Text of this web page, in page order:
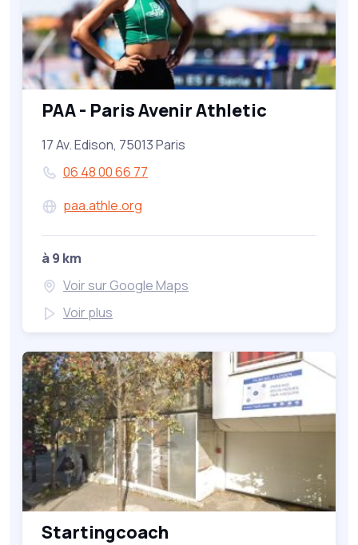
PAA - Paris Avenir Athletic
17 Av. Edison, 75013 Paris
06 48 00 66 77
paa.athle.org
à 9 km
Voir sur Google Maps
Voir plus
Startingcoach